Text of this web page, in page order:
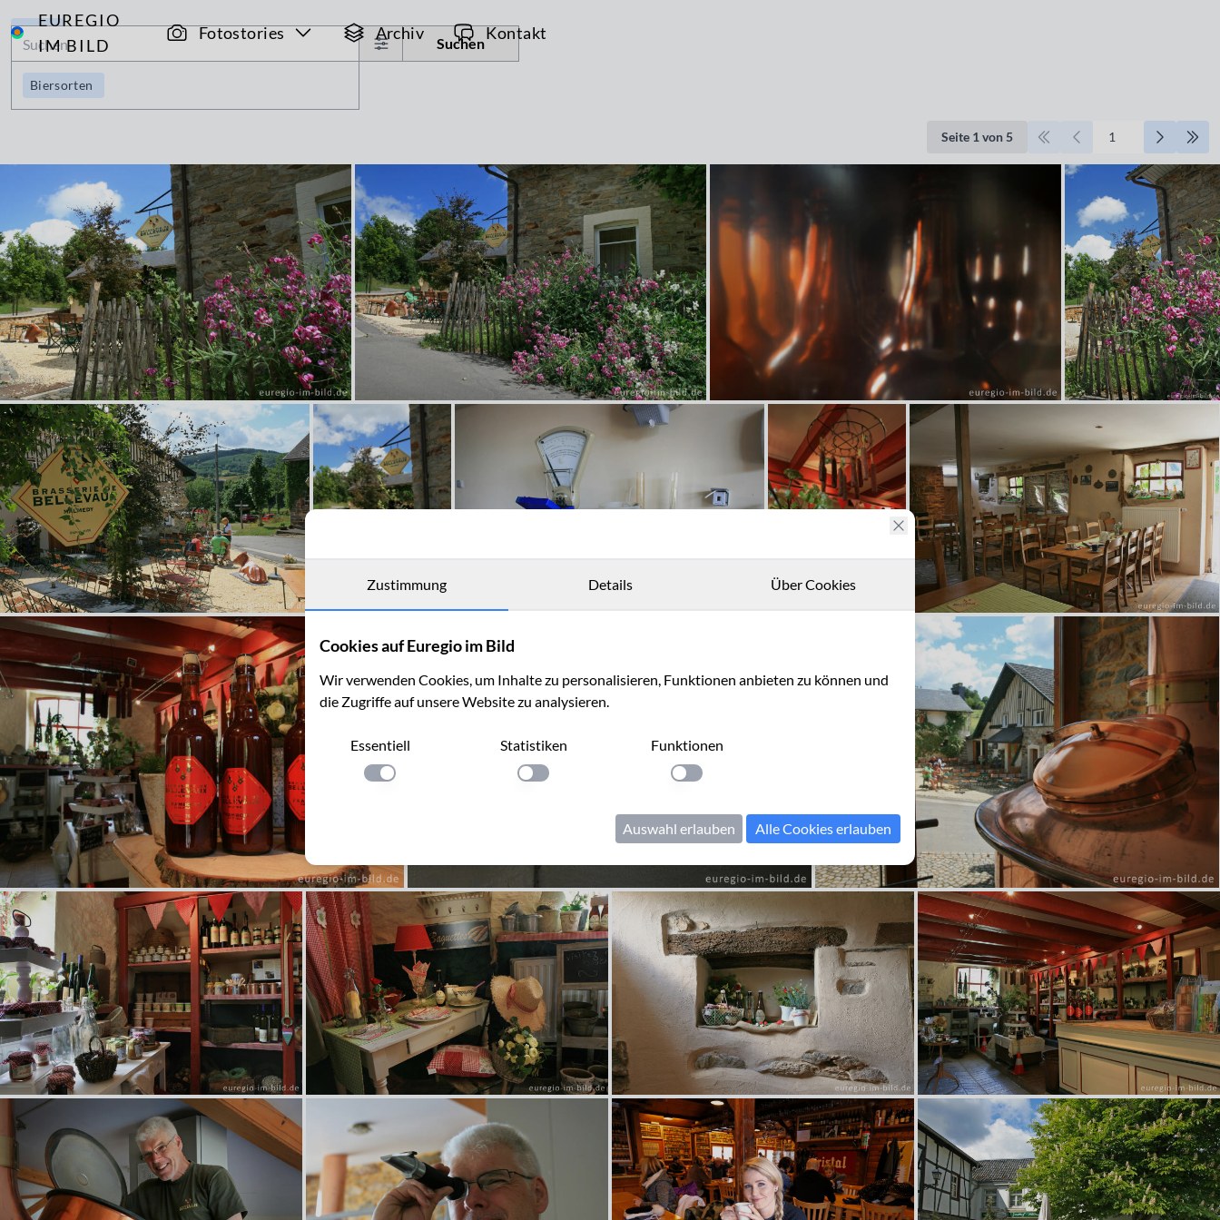
EUREGIO
IM BILD
Fotostories Archiv Kontakt
Archiv
Suchen
Biersorten
Seite 1 von 5
Zustimmung Details Über Cookies
Cookies auf Euregio im Bild
Wir verwenden Cookies, um Inhalte zu personalisieren, Funktionen anbieten zu können und
die Zugriffe auf unsere Website zu analysieren.
Essentiell
Einstellung anwenden
Statistiken
Einstellung anwenden
Funktionen
Einstellung anwenden
Auswahl erlauben Alle Cookies erlauben